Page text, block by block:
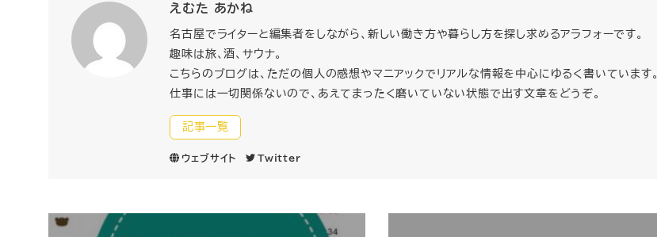
えむた あかね
名古屋でライターと編集者をしながら、新しい働き方や暮らし方を探し求めるアラフォーです。
趣味は旅、酒、サウナ。
こちらのブログは、ただの個人の感想やマニアックでリアルな情報を中心にゆるく書いています。
仕事には一切関係ないので、あえてまったく磨いていない状態で出す文章をどうぞ。
記事一覧
ウェブサイト Twitter